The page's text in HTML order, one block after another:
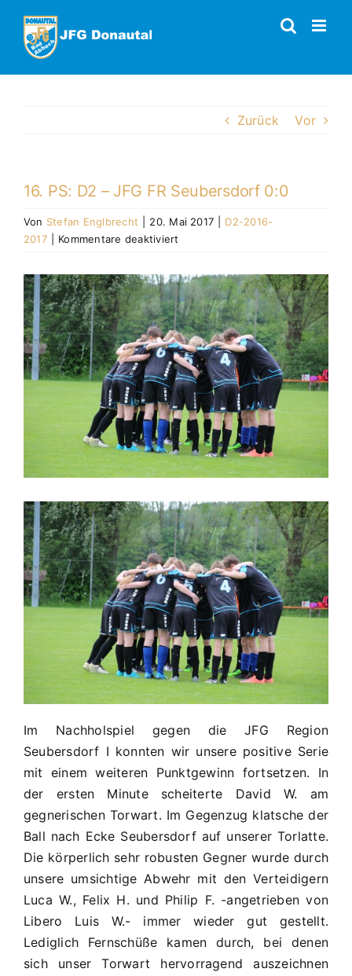
Inhalt
springen
Zurück Vor
16. PS: D2 – JFG FR Seubersdorf 0:0
Von Stefan Englbrecht 20. Mai 2017
D2-2016-
2017
Kommentare deaktiviert
PS:
D2
–
JFG
FR
Seubersdorf
0:0
Zeige
grösseres
Bild
Im Nachholspiel gegen die JFG Region
Seubersdorf I konnten wir unsere positive Serie
mit einem weiteren Punktgewinn fortsetzen. In
der ersten Minute scheiterte David W. am
gegnerischen Torwart. Im Gegenzug klatsche der
Ball nach Ecke Seubersdorf auf unserer Torlatte.
Die körperlich sehr robusten Gegner wurde durch
unsere umsichtige Abwehr mit den Verteidigern
Luca W., Felix H. und Philip F. -angetrieben von
Libero Luis W.- immer wieder gut gestellt.
Lediglich Fernschüße kamen durch, bei denen
sich unser Torwart hervorragend auszeichnen